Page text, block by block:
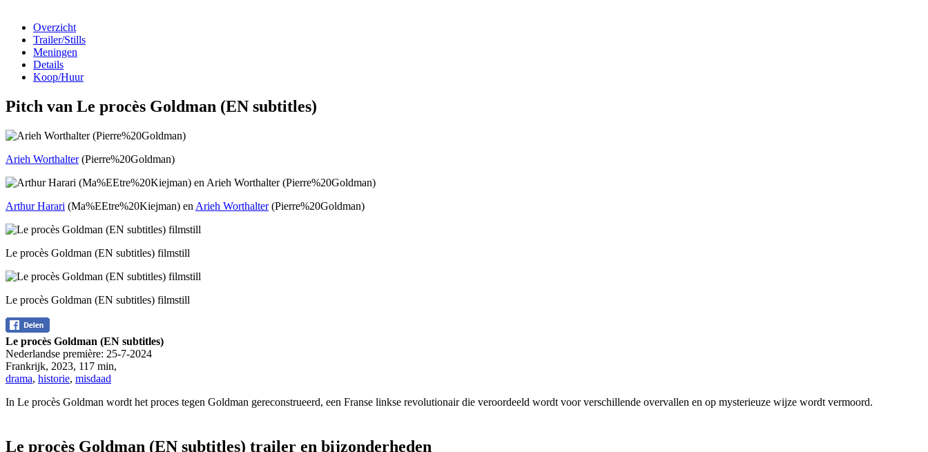
Overzicht
Trailer/Stills
Meningen
Details
Koop/Huur
Pitch van Le procès Goldman (EN subtitles)
Arieh Worthalter(Pierre%20Goldman)
Arthur Harari (Ma%EEtre%20Kiejman) en Arieh Worthalter(Pierre%20Goldman)
Le procès Goldman (EN subtitles) filmstill
Le procès Goldman (EN subtitles) filmstill
Le procès Goldman (EN subtitles)
Nederlandse première: 25-7-2024
Frankrijk, 2023, 117 min,
drama, historie, misdaad
In Le procès Goldman wordt het proces tegen Goldman gereconstrueerd, een Franse linkse revolutionair die veroordeeld wordt voor verschillende overvallen en op mysterieuze wijze wordt vermoord.
Le procès Goldman (EN subtitles) trailer en bijzonderheden